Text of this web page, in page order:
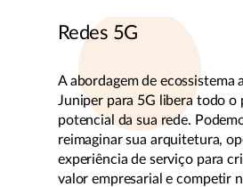
Redes 5G
A abordagem de ecossistema
Juniper para 5G libera todo o
potencial da sua rede.
reimaginar sua arquitetura,
experiência de serviço para
valor empresarial e competir